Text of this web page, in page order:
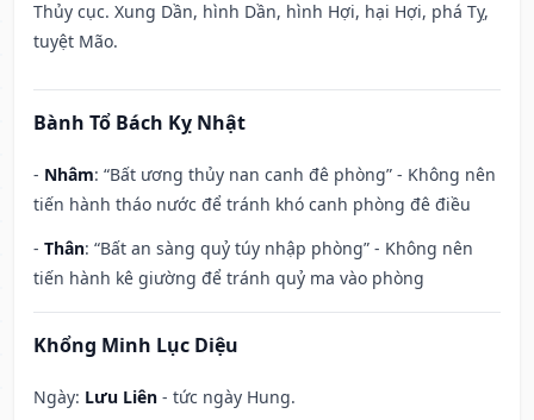
Thủy cục. Xung Dần, hình Dần, hình Hợi, hại Hợi, phá Tỵ,
tuyệt Mão.
Bành Tổ Bách Kỵ Nhật
- Nhâm: “Bất ương thủy nan canh đê phòng” - Không nên
tiến hành tháo nước để tránh khó canh phòng đê điều
- Thân: “Bất an sàng quỷ túy nhập phòng” - Không nên
tiến hành kê giường để tránh quỷ ma vào phòng
Khổng Minh Lục Diệu
Ngày: Lưu Liên - tức ngày Hung.